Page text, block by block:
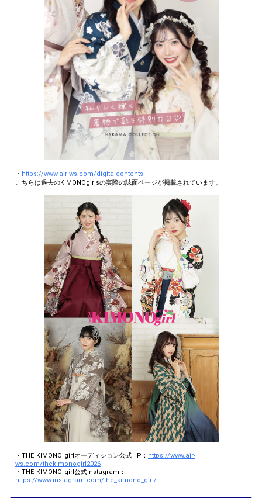
※本イベント参加者で各本選出場権 決勝までに配信時間が合計10時間以上
突破した方がプレゼント対象です。
※1人が獲得できる数は1本までです。
※★10時間以上配信記念特典★は、条件を達成された方へ発送いたします。
個別のご連絡は行わず、発送をもってご案内に代えさせていただきます。
・本イベントまでに浴衣特典を複数獲得された方は、3着目獲得分から
Amazon eギフトカード10,000円分に代替させて頂きます。
※3着目獲得分以降は浴衣のみAmazon eギフトカードに代替させていただ
きます。浴衣以外の服飾雑貨はプレゼントいたします。
【Amazon eギフトカードについて】
Amazon eギフトカードの有効期限は､発行から10年間です｡
Amazon eギフトカードは受信BOXへコードにてお送りいたします。直接
ご自宅へカードのご送付は致しません。
本キャンペーンは株式会社エアワークスによる提供です｡
本キャンペーンについてのお問い合わせはAmazonではお受けしておりま
いたします｡
・オリジナルギフトランキングに関しては、同順位且つギフトが同数の場
合は、総合獲得ポイントが多い方が特典獲得となります。
・公式X掲載はルーム情報やサムネイルを使用し特典履行を行います。本特
典に関する個別連絡はありません。
・公式Xはイベント終了後から1週間程で掲載予定です。掲載終了予定はご
・商品の発送は国内のみです。また、商品はお選びいただけません。
・プレゼント特典を獲得された場合、特典の到着から30日以内にハッシュ
タグ付きでSNSにご投稿いただきます。
※ハッシュタグの詳細は特典獲得者にのみお伝えいたします。
本選1st進出者へ個別の連絡は行いません。各決勝ページのイベント結果を
ご覧ください。
その他の＃1の特典獲得者には、2026/6/30(火)23:59までにTHE KIMONO
girl運営事務局を運営する株式会社エアワークスより「受信BOX」へ案内を
ご送付いたしますので、ご確認のほど宜しくお願いいたします。
上記案内に従って2026/7/5(日)23:59までに、ご対応いただく必要がござい
ます。ご対応いただけない場合は特典が取り消しになる可能性がございま
す。予めご了承ください。
万が一、特典獲得者が辞退、特典権利を失効した場合には次位の方へ権利
移行を予定しておりますが、発覚時期によっては対応できない場合がござ
います。
本選1st以降の特典の詳細は、該当のイベントページ公開後にご確認くださ
・ https://www.air-ws.com/digitalcontents
こちらは過去のKIMONOgirlsの実際の誌面ページが掲載されています。
・THE KIMONO girlオーディション公式HP： https://www.air-
ws.com/thekimonogirl2026
・THE KIMONO girl公式Instagram：
https://www.instagram.com/the_kimono_girl/